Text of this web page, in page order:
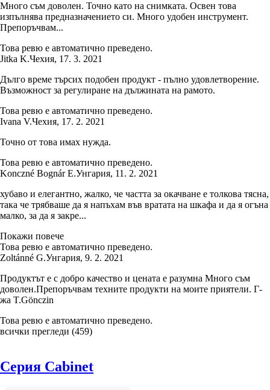
Много съм доволен. Точно като на снимката. Освен това
изпълнява предназначението си. Много удобен инструмент.
Препоръчвам...
Това ревю е автоматично преведено.
Jitka K.Чехия, 17. 3. 2021
Дълго време търсих подобен продукт - пълно удовлетворение.
Възможност за регулиране на дължината на рамото.
Това ревю е автоматично преведено.
Ivana V.Чехия, 17. 2. 2021
Точно от това имах нужда.
Това ревю е автоматично преведено.
Konczné Bognár E.Унгария, 11. 2. 2021
хубаво и елегантно, жалко, че частта за окачване е толкова тясна,
така че трябваше да я напъхам във вратата на шкафа и да я огъна
малко, за да я закре...
Покажи повече
Това ревю е автоматично преведено.
Zoltánné G.Унгария, 9. 2. 2021
Продуктът е с добро качество и цената е разумна Много съм
доволен.Препоръчвам техните продукти на моите приятели. Г-
жа T.Gönczin
Това ревю е автоматично преведено.
всички прегледи (459)
Серия Cabinet